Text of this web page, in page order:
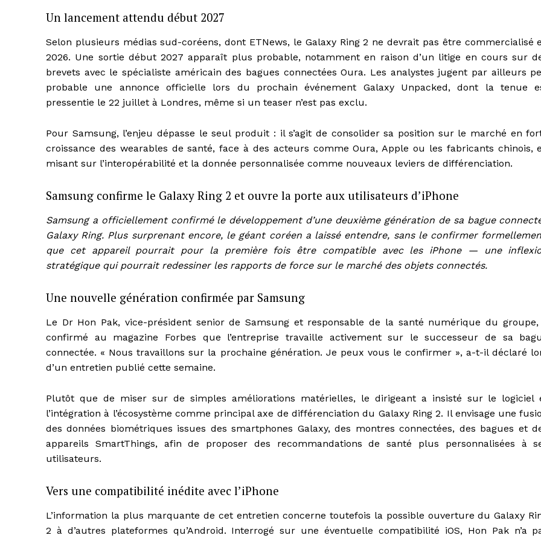
Un lancement attendu début 2027
Selon plusieurs médias sud-coréens, dont ETNews, le Galaxy Ring 2 ne devrait pas être commercialisé
2026. Une sortie début 2027 apparaît plus probable, notamment en raison d’un litige en cours sur
brevets avec le spécialiste américain des bagues connectées Oura. Les analystes jugent par ailleurs
probable une annonce officielle lors du prochain événement Galaxy Unpacked, dont la tenue
pressentie le 22 juillet à Londres, même si un teaser n’est pas exclu.
Pour Samsung, l’enjeu dépasse le seul produit : il s’agit de consolider sa position sur le marché en
croissance des wearables de santé, face à des acteurs comme Oura, Apple ou les fabricants chinois,
misant sur l’interopérabilité et la donnée personnalisée comme nouveaux leviers de différenciation.
Samsung confirme le Galaxy Ring 2 et ouvre la porte aux utilisateurs d’iPhone
Samsung a officiellement confirmé le développement d’une deuxième génération de sa bague
Galaxy Ring. Plus surprenant encore, le géant coréen a laissé entendre, sans le confirmer
que cet appareil pourrait pour la première fois être compatible avec les iPhone — une
stratégique qui pourrait redessiner les rapports de force sur le marché des objets connectés.
Une nouvelle génération confirmée par Samsung
Le Dr Hon Pak, vice-président senior de Samsung et responsable de la santé numérique du groupe,
confirmé au magazine Forbes que l’entreprise travaille activement sur le successeur de sa
connectée. « Nous travaillons sur la prochaine génération. Je peux vous le confirmer », a-t-il déclaré
d’un entretien publié cette semaine.
Plutôt que de miser sur de simples améliorations matérielles, le dirigeant a insisté sur le logiciel
l’intégration à l’écosystème comme principal axe de différenciation du Galaxy Ring 2. Il envisage une
des données biométriques issues des smartphones Galaxy, des montres connectées, des bagues et
appareils SmartThings, afin de proposer des recommandations de santé plus personnalisées à
utilisateurs.
Vers une compatibilité inédite avec l’iPhone
L’information la plus marquante de cet entretien concerne toutefois la possible ouverture du Galaxy
2 à d’autres plateformes qu’Android. Interrogé sur une éventuelle compatibilité iOS, Hon Pak n’a